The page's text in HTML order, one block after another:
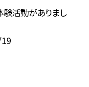
験活動がありまし